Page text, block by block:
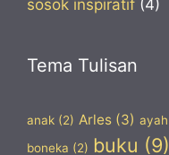
sosok inspiratif (4)
Tema Tulisan
anak (2) Arles (3) ayah
boneka (2) buku (9)